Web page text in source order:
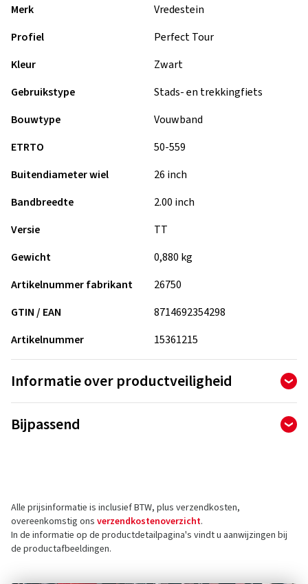
Merk
Vredestein
Profiel
Perfect Tour
Kleur
Zwart
Gebruikstype
Stads- en trekkingfiets
Bouwtype
Vouwband
ETRTO
50-559
Buitendiameter wiel
26 inch
Bandbreedte
2.00 inch
Versie
TT
Gewicht
0,880 kg
Artikelnummer fabrikant
26750
GTIN / EAN
8714692354298
Artikelnummer
15361215
Informatie over productveiligheid
Apollo Tyres (Germany) GmbH
Contact voor productveiligheid (geen
klantenservice)
E-mail:customer.de@apollotyres.com
Bijpassend
Alle prijsinformatie is inclusief BTW, plus verzendkosten,
overeenkomstig ons verzendkostenoverzicht.
In de informatie op de productdetailpagina's vindt u aanwijzingen bij
de productafbeeldingen.